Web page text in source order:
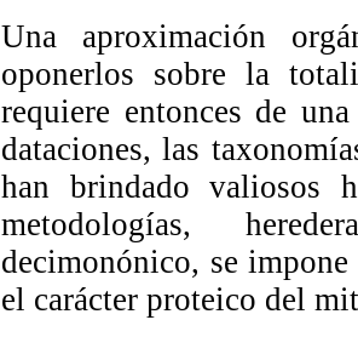
Una aproximación
oponerlos sobre la
requiere entonces de
dataciones, las
han brindado valiosos
metodologías,
decimonónico, se
el carácter proteico del